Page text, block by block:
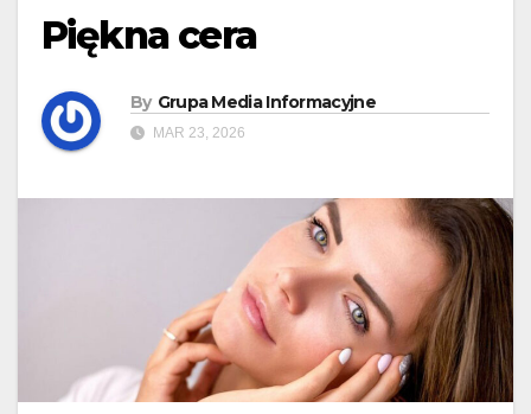
Piękna cera
By Grupa Media Informacyjne
MAR 23, 2026